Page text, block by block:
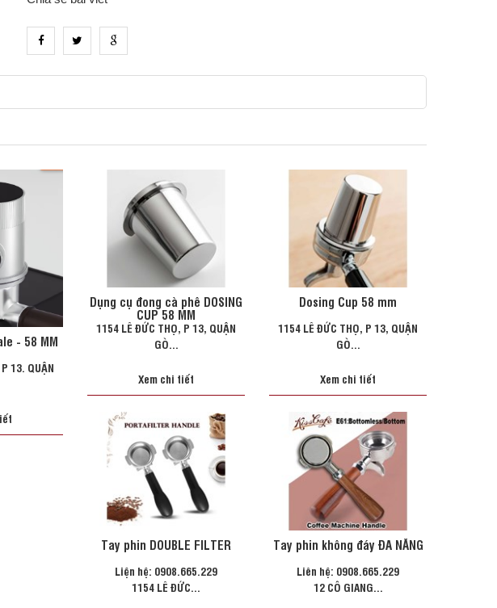
- 58 MM
13. QUẬN
Dụng cụ đong cà phê DOSING
CUP 58 MM
1154 LÊ ĐỨC THỌ, P 13, QUẬN
GÒ...
Xem chi tiết
Dosing Cup 58 mm
1154 LÊ ĐỨC THỌ, P 13, QUẬN
GÒ...
Xem chi tiết
Tay phin DOUBLE FILTER
Liện hệ: 0908.665.229
1154 LÊ ĐỨC...
Tay phin không đáy ĐA NĂNG
Liên hệ: 0908.665.229
12 CÔ GIANG...